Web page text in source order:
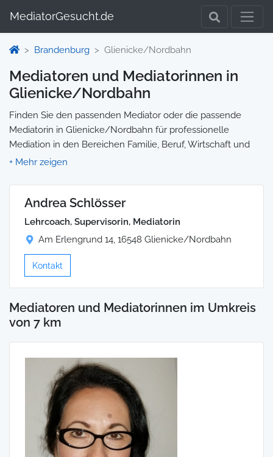
MediatorGesucht.de
Brandenburg Glienicke/Nordbahn
Mediatoren und Mediatorinnen in
Glienicke/Nordbahn
Finden Sie den passenden Mediator oder die passende
Mediatorin in Glienicke/Nordbahn für professionelle
Mediation in den Bereichen Familie, Beruf, Wirtschaft und
mehr. Jedes Profil enthält Informationen zu Qualifikationen
für Ihre Mediation auswählen und direkt kontaktieren
können. Wir selbst vermitteln keine Mediationen, sondern
stellen die Plattform zur Verfügung, um Ihnen die Suche zu
erleichtern.
Andrea Schlösser
Lehrcoach, Supervisorin, Mediatorin
Am Erlengrund 14, 16548 Glienicke/Nordbahn
Kontakt
Mediatoren und Mediatorinnen im Umkreis
von 7 km